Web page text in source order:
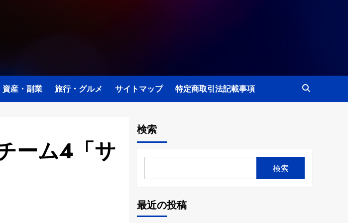
資産・副業 旅行・グルメ サイトマップ 特定商取引法記載事項
ーム4「サ
検索
検索
最近の投稿